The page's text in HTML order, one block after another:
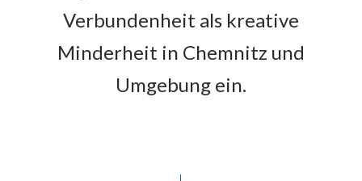
Verbundenheit als kreative
Minderheit in Chemnitz und
Umgebung ein.